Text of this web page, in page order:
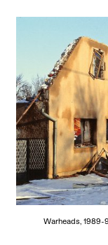
Warheads,